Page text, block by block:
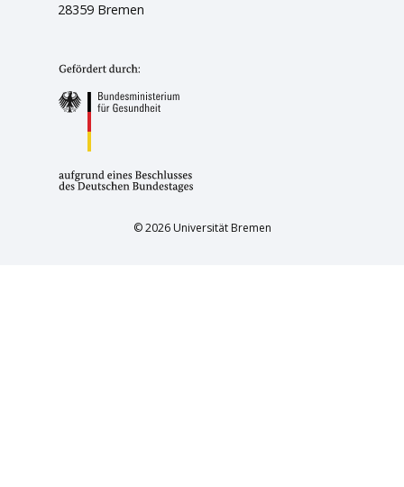
28359 Bremen
© 2026 Universität Bremen